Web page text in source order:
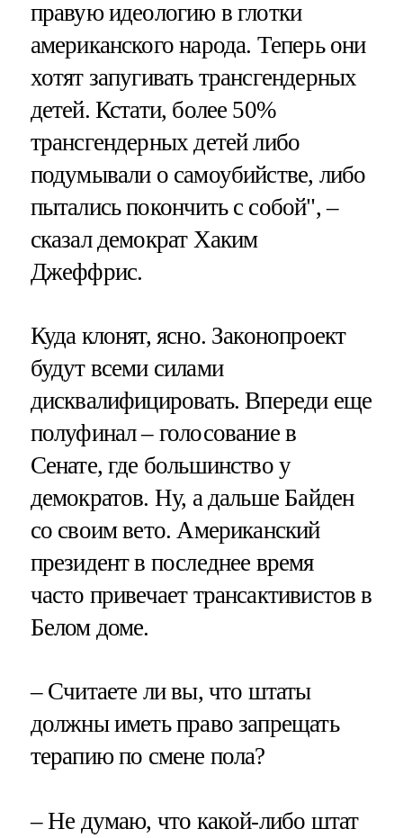
правую идеологию в глотки
американского народа. Теперь они
хотят запугивать трансгендерных
детей. Кстати, более 50%
трансгендерных детей либо
подумывали о самоубийстве, либо
пытались покончить с собой", –
сказал демократ Хаким
Джеффрис.
Куда клонят, ясно. Законопроект
будут всеми силами
дисквалифицировать. Впереди еще
полуфинал – голосование в
Сенате, где большинство у
демократов. Ну, а дальше Байден
со своим вето. Американский
президент в последнее время
часто привечает трансактивистов в
Белом доме.
– Считаете ли вы, что штаты
должны иметь право запрещать
терапию по смене пола?
– Не думаю, что какой-либо штат